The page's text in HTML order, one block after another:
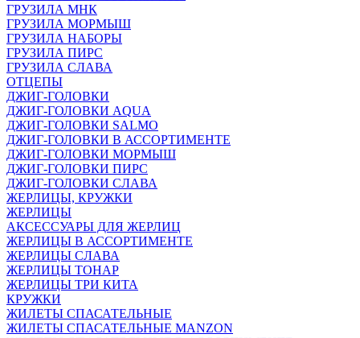
ГРУЗИЛА МНК
ГРУЗИЛА МОРМЫШ
ГРУЗИЛА НАБОРЫ
ГРУЗИЛА ПИРС
ГРУЗИЛА СЛАВА
ОТЦЕПЫ
ДЖИГ-ГОЛОВКИ
ДЖИГ-ГОЛОВКИ AQUA
ДЖИГ-ГОЛОВКИ SALMO
ДЖИГ-ГОЛОВКИ В АССОРТИМЕНТЕ
ДЖИГ-ГОЛОВКИ МОРМЫШ
ДЖИГ-ГОЛОВКИ ПИРС
ДЖИГ-ГОЛОВКИ СЛАВА
ЖЕРЛИЦЫ, КРУЖКИ
ЖЕРЛИЦЫ
АКСЕССУАРЫ ДЛЯ ЖЕРЛИЦ
ЖЕРЛИЦЫ В АССОРТИМЕНТЕ
ЖЕРЛИЦЫ СЛАВА
ЖЕРЛИЦЫ ТОНАР
ЖЕРЛИЦЫ ТРИ КИТА
КРУЖКИ
ЖИЛЕТЫ СПАСАТЕЛЬНЫЕ
ЖИЛЕТЫ СПАСАТЕЛЬНЫЕ MANZON